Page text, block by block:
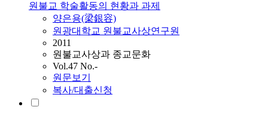
원불교 학술활동의 현황과 과제
양은용(梁銀容)
원광대학교 원불교사상연구원
2011
원불교사상과 종교문화
Vol.47 No.-
원문보기
복사/대출신청